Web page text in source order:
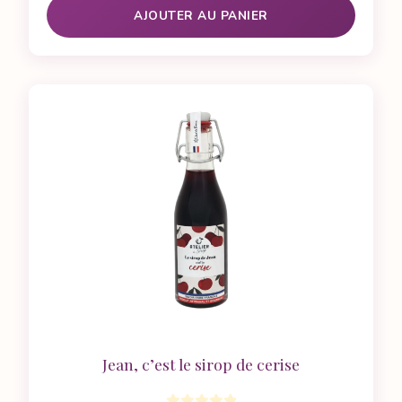
AJOUTER AU PANIER
Jean, c’est le sirop de cerise